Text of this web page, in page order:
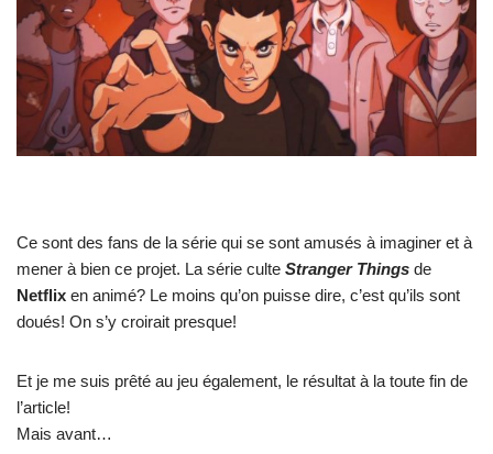
Ce sont des fans de la série qui se sont amusés à imaginer et à
mener à bien ce projet. La série culte Stranger Things de
Netflix en animé? Le moins qu’on puisse dire, c’est qu’ils sont
doués! On s’y croirait presque!
Et je me suis prêté au jeu également, le résultat à la toute fin de
l’article!
Mais avant…